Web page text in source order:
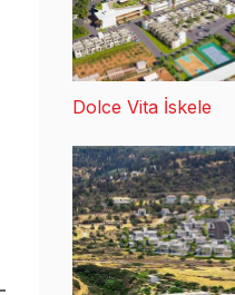
Dolce Vita İskele